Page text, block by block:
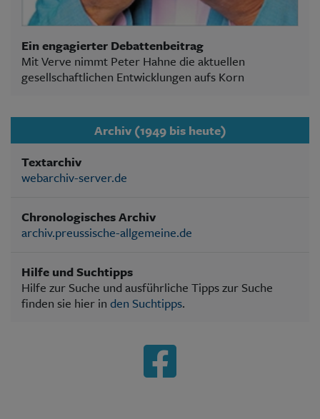
Ein engagierter Debattenbeitrag
Mit Verve nimmt Peter Hahne die aktuellen
gesellschaftlichen Entwicklungen aufs Korn
Archiv (1949 bis heute)
Textarchiv
webarchiv-server.de
Chronologisches Archiv
archiv.preussische-allgemeine.de
Hilfe und Suchtipps
Hilfe zur Suche und ausführliche Tipps zur Suche
finden sie hier in den Suchtipps.